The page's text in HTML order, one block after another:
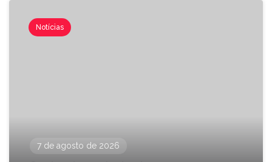
Notícias
7 de agosto de 2026